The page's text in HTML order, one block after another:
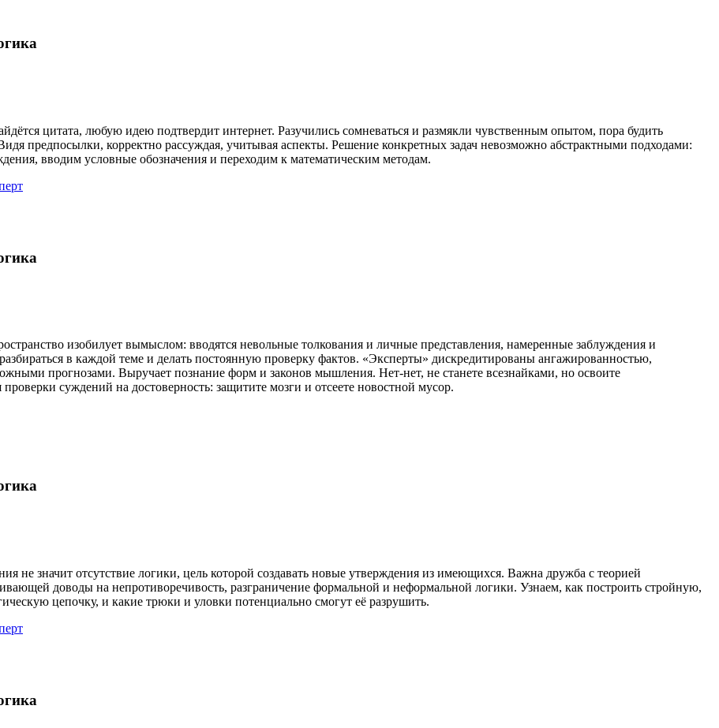
цитата, любую идею подтвердит интернет. Разучились сомневаться и размякли чувственным опытом, пора будить
предпосылки, корректно рассуждая, учитывая аспекты. Решение конкретных задач невозможно абстрактными подходами:
вводим условные обозначения и переходим к математическим методам.
изобилует вымыслом: вводятся невольные толкования и личные представления, намеренные заблуждения и
в каждой теме и делать постоянную проверку фактов. «Эксперты» дискредитированы ангажированностью,
прогнозами. Выручает познание форм и законов мышления. Нет-нет, не станете всезнайками, но освоите
суждений на достоверность: защитите мозги и отсеете новостной мусор.
не значит отсутствие логики, цель которой создавать новые утверждения из имеющихся. Важна дружба с теорией
доводы на непротиворечивость, разграничение формальной и неформальной логики. Узнаем, как построить стройную,
цепочку, и какие трюки и уловки потенциально смогут её разрушить.